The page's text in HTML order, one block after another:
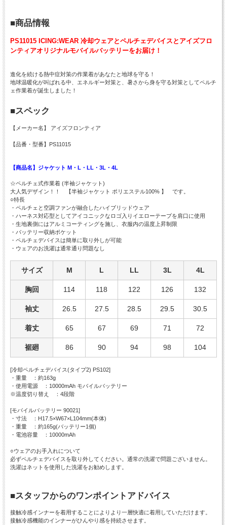
■商品情報
PS11015 ICING:WEAR 冷却ウェアとペルチェデバイスとアイズフロ
ンティアオリジナルモバイルバッテリーをお届け！
進化を続ける熱中症対策の作業着があなたと地球を守る！
地球温暖化が叫ばれる中、エネルギー対策と、暑さから身を守る対策としてペルチ
ェ作業着が誕生しました！
■スペック
【メーカー名】 アイズフロンティア
【品番・型番】PS11015
【商品名】ジャケット M・L・LL・3L・4L
☆ペルチェ式作業着 (半袖ジャケット)
大人気デザイン！！ 【半袖ジャケット ポリエステル100% 】 です。
○特長
・ペルチェと空調ファンが融合したハイブリッドウェア
・ハーネス対応型としてアイコニックなロゴ入りイエローテープを肩口に使用
・生地裏側にはアルミコーティングを施し、衣服内の温度上昇制限
・バッテリー収納ポケット
・ペルチェデバイスは簡単に取り外しが可能
・ウェアのお洗濯は通常通り問題なし
サイズ M L LL 3L 4L
胸回 114 118 122 126 132
袖丈 26.5 27.5 28.5 29.5 30.5
着丈 65 67 69 71 72
裾廻 86 90 94 98 104
[冷却ペルチェデバイス(タイプ2) PS102]
・重量 ：約163g
・使用電源 ：10000mAh モバイルバッテリー
※温度切り替え ：4段階
[モバイルバッテリー 90021]
・寸法 ：H17.5×W67×L104mm(本体)
・重量 ：約165g(バッテリー1個)
・電池容量 ：10000mAh
○ウェアのお手入れについて
必ずペルチェデバイスを取り外してください。通常の洗濯で問題ございません。
洗濯はネットを使用した洗濯をお勧めします。
■スタッフからのワンポイントアドバイス
接触冷感インナーを着用することによりより一層快適に着用していただけます。
接触冷感機能のインナーがひんやり感を持続させます。